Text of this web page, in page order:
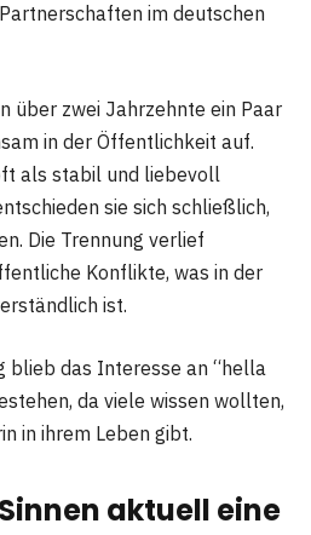
im deutschen
über zwei Jahrzehnte ein Paar
in der Öffentlichkeit auf.
als stabil und liebevoll
sie sich schließlich,
Die Trennung verlief
Konflikte, was in der
ist.
blieb das Interesse an “hella
da viele wissen wollten,
in ihrem Leben gibt.
aktuell eine